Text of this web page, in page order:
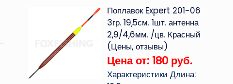
Поплавок Expert 201-06
3гр. 19,5см. 1шт. антенна
2,9/4,6мм. /цв. Красный
(Цены, отзывы)
Цена от: 180 руб.
Характеристики Длина: